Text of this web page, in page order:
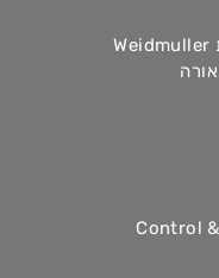
עמדות טעינה לרכב חשמלי תוצרת Weidmuller